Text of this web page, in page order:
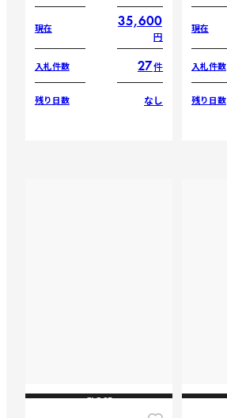
現在 35,600
円
入札件数 27件
残り日数 なし
現在
入札件数
残り日数
CLOSE